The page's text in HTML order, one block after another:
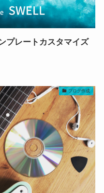
プレートカスタマイズ
ブログ作成